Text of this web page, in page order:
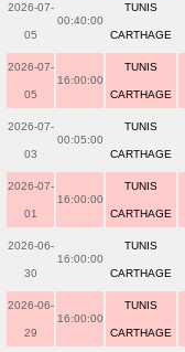
2026-07-
05
00:40:00
TUNIS
CARTHAGE
2026-07-
05
16:00:00
TUNIS
CARTHAGE
2026-07-
03
00:05:00
TUNIS
CARTHAGE
2026-07-
01
16:00:00
TUNIS
CARTHAGE
2026-06-
30
16:00:00
TUNIS
CARTHAGE
2026-06-
29
16:00:00
TUNIS
CARTHAGE